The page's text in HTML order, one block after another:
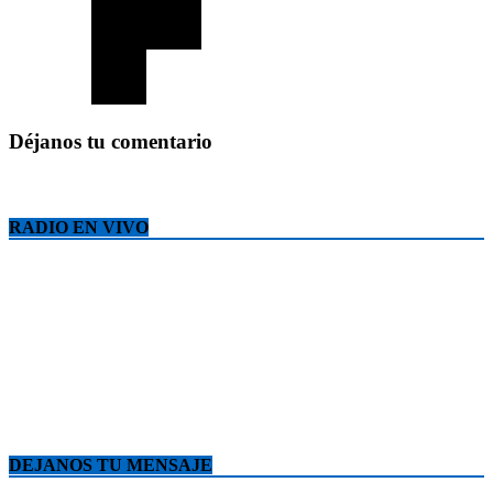
Déjanos tu comentario
RADIO EN VIVO
DEJANOS TU MENSAJE